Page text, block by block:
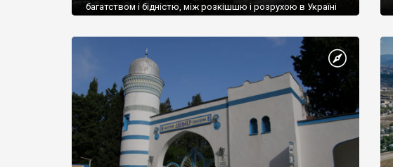
багатством і бідністю, між розкішшю і розрухою в Україні